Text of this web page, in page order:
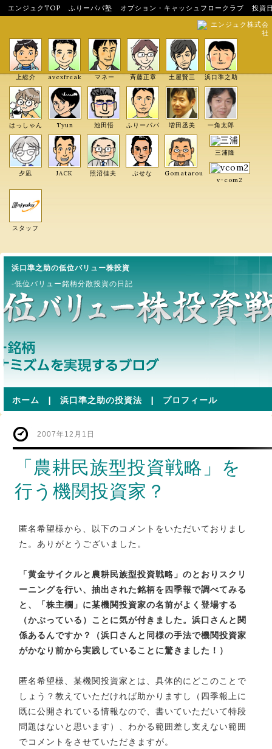
エンジュクTOP ふりーパパ塾 オプション・キャッシュフロークラブ
投資
エンジュク株式会
社
上総介 avexfreak マネー 斉藤正章 土屋賢三 浜口準之助
はっしゃん Tyun 池田悟 ふりーパパ 増田丞美 一角太郎
夕凪 JACK 照沼佳夫 ぶせな Gomatarou
三浦隆
v-com2
スタッフ
浜口準之助の低位バリュー株投資
-低位バリュー銘柄分散投資の日記
ホーム | 浜口準之助の投資法 | プロフィール
2007年12月1日
「農耕民族型投資戦略」を
行う機関投資家？
匿名希望様から、以下のコメントをいただいておりまし
た。ありがとうございました。
「黄金サイクルと農耕民族型投資戦略」のとおりスクリ
ーニングを行い、抽出された銘柄を四季報で調べてみる
と、「株主欄」に某機関投資家の名前がよく登場する
（かぶっている）ことに気が付きました。浜口さんと関
係あるんですか？（浜口さんと同様の手法で機関投資家
がかなり前から実践していることに驚きました！）
匿名希望様、某機関投資家とは、具体的にどこのことで
しょう？教えていただければ助かりますし（四季報上に
既に公開されている情報なので、書いていただいて特段
問題はないと思います）、わかる範囲差し支えない範囲
でコメントをさせていただきますが。